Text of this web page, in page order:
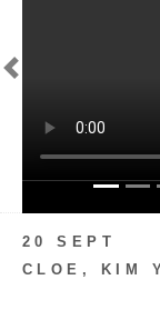
Previous
20 SEPT
CLOE, KIM